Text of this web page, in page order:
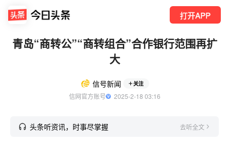
打开APP
青岛“商转公”“商转组合”合作银行范围再扩
大
信号新闻 关注
信网官方账号
  2025-2-18 03:16
头条听资讯，时事尽掌握 去听全文